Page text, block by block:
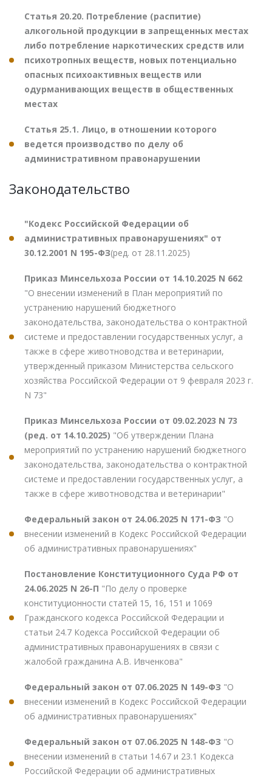
Статья 20.20. Потребление (распитие)
алкогольной продукции в запрещенных местах
либо потребление наркотических средств или
психотропных веществ, новых потенциально
опасных психоактивных веществ или
одурманивающих веществ в общественных
местах
Статья 25.1. Лицо, в отношении которого
ведется производство по делу об
административном правонарушении
Законодательство
"Кодекс Российской Федерации об
административных правонарушениях" от
30.12.2001 N 195-ФЗ(ред. от 28.11.2025)
Приказ Минсельхоза России от 14.10.2025 N 662
"О внесении изменений в План мероприятий по
устранению нарушений бюджетного
законодательства, законодательства о контрактной
системе и предоставлении государственных услуг, а
также в сфере животноводства и ветеринарии,
утвержденный приказом Министерства сельского
хозяйства Российской Федерации от 9 февраля 2023 г.
N 73"
Приказ Минсельхоза России от 09.02.2023 N 73
(ред. от 14.10.2025) "Об утверждении Плана
мероприятий по устранению нарушений бюджетного
законодательства, законодательства о контрактной
системе и предоставлении государственных услуг, а
также в сфере животноводства и ветеринарии"
Федеральный закон от 24.06.2025 N 171-ФЗ "О
внесении изменений в Кодекс Российской Федерации
об административных правонарушениях"
Постановление Конституционного Суда РФ от
24.06.2025 N 26-П "По делу о проверке
конституционности статей 15, 16, 151 и 1069
Гражданского кодекса Российской Федерации и
статьи 24.7 Кодекса Российской Федерации об
административных правонарушениях в связи с
жалобой гражданина А.В. Ивченкова"
Федеральный закон от 07.06.2025 N 149-ФЗ "О
внесении изменений в Кодекс Российской Федерации
об административных правонарушениях"
Федеральный закон от 07.06.2025 N 148-ФЗ "О
внесении изменений в статьи 14.67 и 23.1 Кодекса
Российской Федерации об административных